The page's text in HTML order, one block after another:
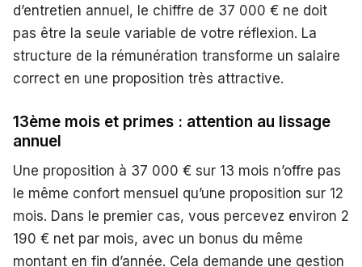
d’entretien annuel, le chiffre de 37 000 € ne doit
pas être la seule variable de votre réflexion. La
structure de la rémunération transforme un salaire
correct en une proposition très attractive.
13ème mois et primes : attention au lissage
annuel
Une proposition à 37 000 € sur 13 mois n’offre pas
le même confort mensuel qu’une proposition sur 12
mois. Dans le premier cas, vous percevez environ 2
190 € net par mois, avec un bonus du même
montant en fin d’année. Cela demande une gestion